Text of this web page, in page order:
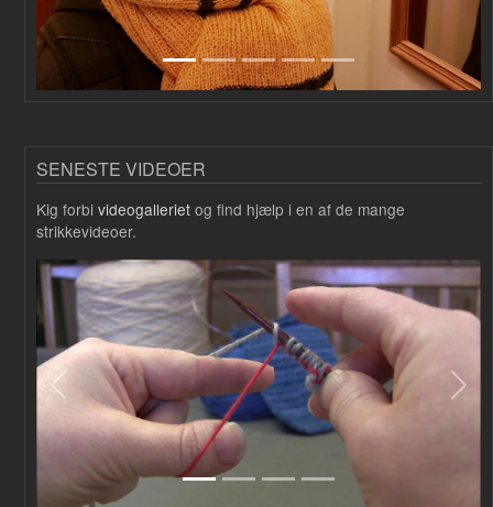
SENESTE VIDEOER
Kig forbi videogalleriet og find hjælp i en af de mange
strikkevideoer.
Forrige